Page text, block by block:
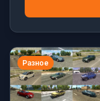
Разное